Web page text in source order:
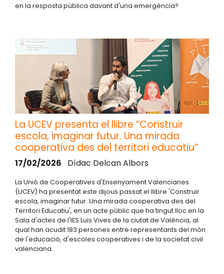
en la resposta pública davant d'una emergència?
La UCEV presenta el llibre “Construir
escola, imaginar futur. Una mirada
cooperativa des del territori educatiu”
17/02/2026 Dídac Delcan Albors
La Unió de Cooperatives d'Ensenyament Valencianes
(UCEV) ha presentat este dijous passat el llibre 'Construir
escola, imaginar futur. Una mirada cooperativa des del
Territori Educatiu', en un acte públic que ha tingut lloc en la
Sala d'actes de l'IES Luis Vives de la ciutat de València, al
qual han acudit 183 persones entre representants del món
de l'educació, d'escoles cooperatives i de la societat civil
valenciana.